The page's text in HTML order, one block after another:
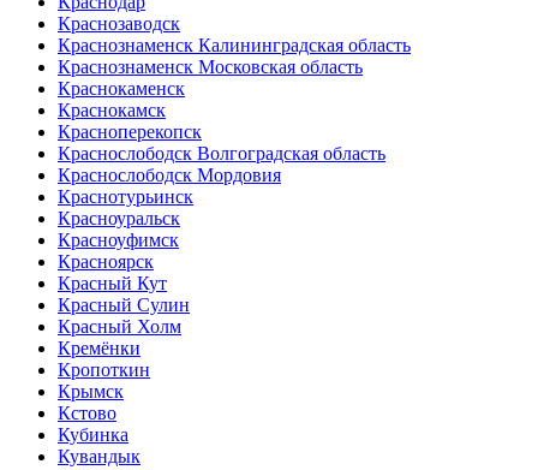
Краснозаводск
Краснознаменск Калининградская область
Краснознаменск Московская область
Краснокаменск
Краснокамск
Красноперекопск
Краснослободск Волгоградская область
Краснослободск Мордовия
Краснотурьинск
Красноуральск
Красноуфимск
Красноярск
Красный Кут
Красный Сулин
Красный Холм
Кремёнки
Кропоткин
Крымск
Кстово
Кубинка
Кувандык